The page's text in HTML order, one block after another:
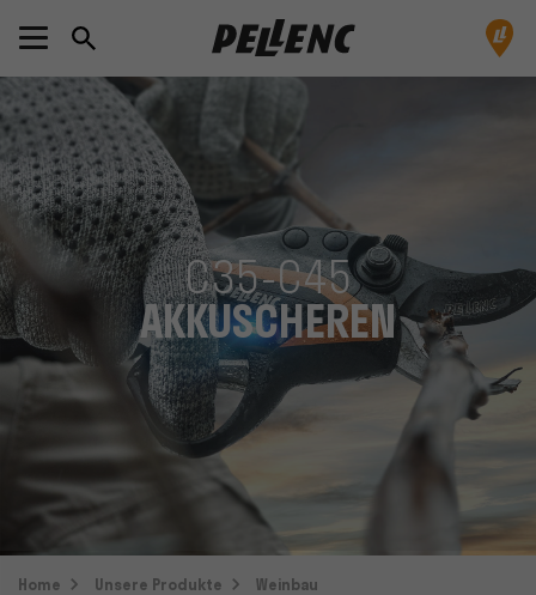
C35-C45
AKKUSCHEREN
Home Unsere Produkte
Weinbau